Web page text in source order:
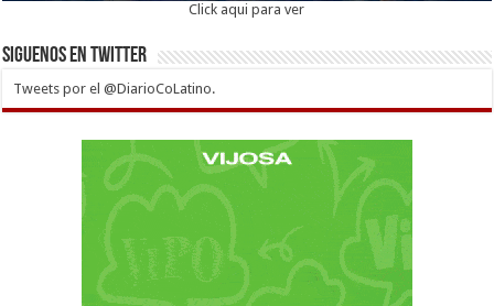
Click aqui para ver
Siguenos en twitter
Tweets por el @DiarioCoLatino.